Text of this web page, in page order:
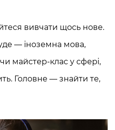
вивчати щось нове.
— іноземна мова,
майстер-клас у сфері,
Головне — знайти те,